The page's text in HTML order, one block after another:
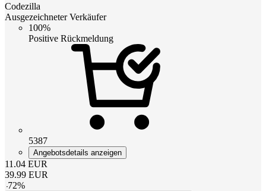
Codezilla
Ausgezeichneter Verkäufer
100%
Positive Rückmeldung
5387
Angebotsdetails anzeigen
11.04 EUR
39.99 EUR
-72%